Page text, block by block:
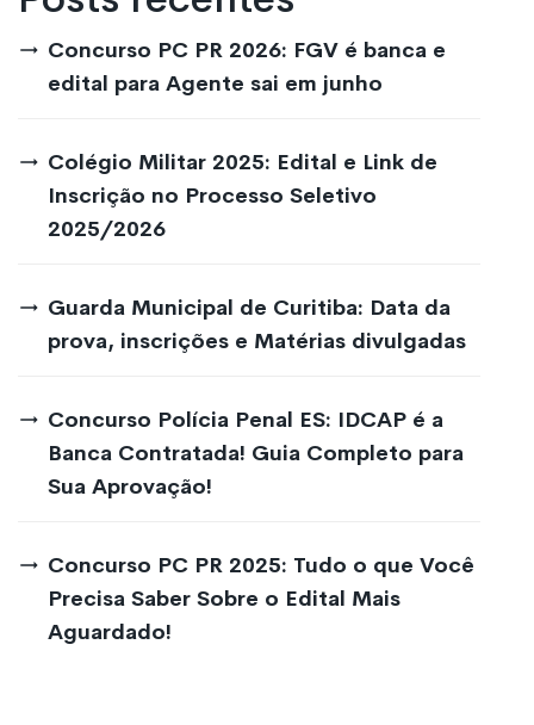
Concurso PC PR 2026: FGV é banca e
edital para Agente sai em junho
Colégio Militar 2025: Edital e Link de
Inscrição no Processo Seletivo
2025/2026
Guarda Municipal de Curitiba: Data da
prova, inscrições e Matérias divulgadas
Concurso Polícia Penal ES: IDCAP é a
Banca Contratada! Guia Completo para
Sua Aprovação!
Concurso PC PR 2025: Tudo o que Você
Precisa Saber Sobre o Edital Mais
Aguardado!